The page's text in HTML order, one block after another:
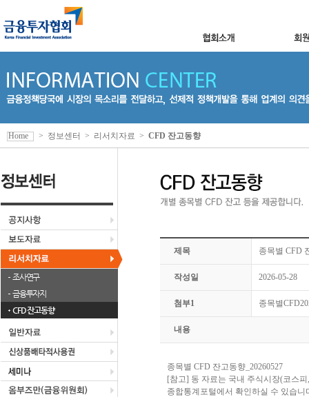
조사연구
금융투자지
CFD 잔고동향
Home > 정보센터 > 리서치자료 > CFD 잔고동향
제목 종목별 CFD
작성일 2026-05-28
첨부1 종목별
내용
종목별 CFD 잔고동향_20260527
[참고] 동 자료는 국내 주식시장(코스
종합통계포털에서 확인하실 수 있습니